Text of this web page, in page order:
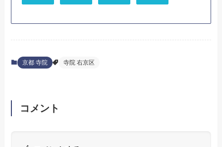
京都 寺院 寺院 右京区
コメント